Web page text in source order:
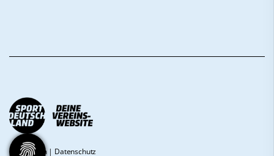
Impressum| Datenschutz